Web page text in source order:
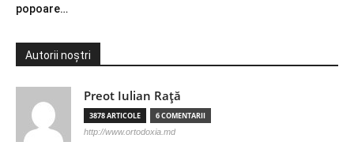
popoare…
Autorii noștri
Preot Iulian Raţă
3878 ARTICOLE 6 COMENTARII
http://www.ortodoxia.md